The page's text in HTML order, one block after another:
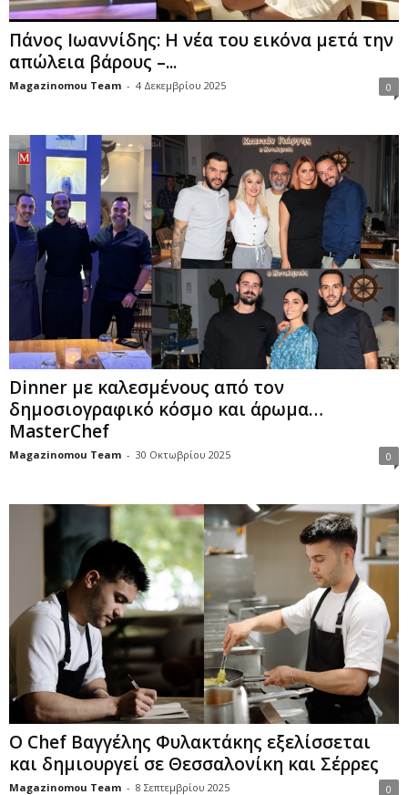
Πάνος Ιωαννίδης: Η νέα του εικόνα μετά την
απώλεια βάρους –...
Magazinomou Team - 4 Δεκεμβρίου 2025 0
Dinner με καλεσμένους από τον
δημοσιογραφικό κόσμο και άρωμα…
MasterChef
Magazinomou Team - 30 Οκτωβρίου 2025 0
Ο Chef Βαγγέλης Φυλακτάκης εξελίσσεται
και δημιουργεί σε Θεσσαλονίκη και Σέρρες
Magazinomou Team - 8 Σεπτεμβρίου 2025 0